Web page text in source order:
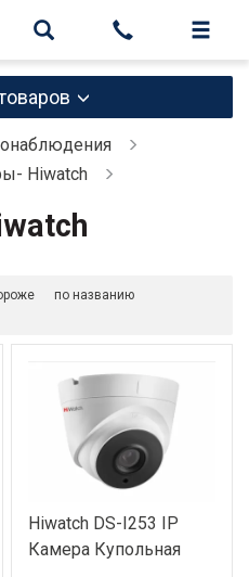
Hiwatch
по названию
Hiwatch DS-I253 IP
Камера Купольная